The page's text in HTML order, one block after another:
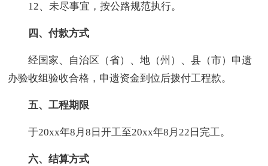
12、未尽事宜，按公路规范执行。
四、付款方式
经国家、自治区（省）、地（州）、县（市）申遗
办验收组验收合格，申遗资金到位后拨付工程款。
五、工程期限
于20xx年8月8日开工至20xx年8月22日完工。
六、结算方式